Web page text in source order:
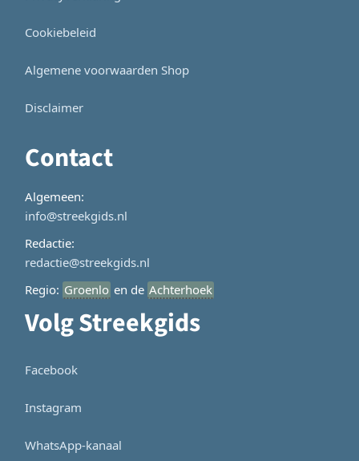
Cookiebeleid
Algemene voorwaarden Shop
Disclaimer
Contact
Algemeen:
info@streekgids.nl
Redactie:
redactie@streekgids.nl
Regio: Groenlo en de Achterhoek
Volg Streekgids
Facebook
Instagram
WhatsApp-kanaal